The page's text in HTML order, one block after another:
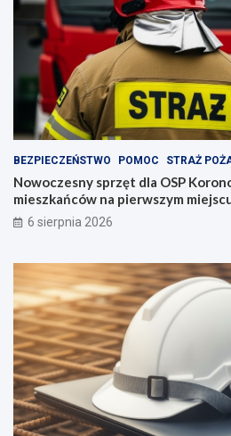
BEZPIECZEŃSTWO POMOC STRAŻ
Nowoczesny sprzęt dla OSP
mieszkańców na pierwszym
6 sierpnia 2026